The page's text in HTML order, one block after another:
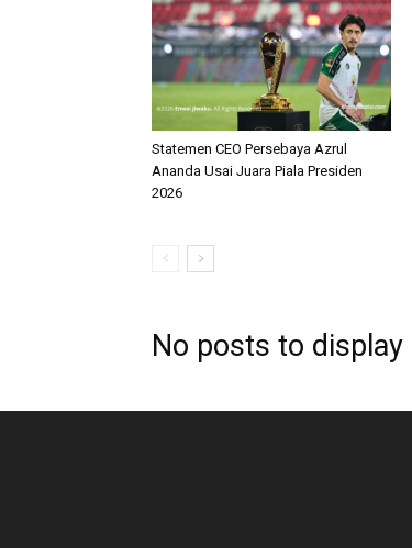
Statemen CEO Persebaya Azrul
Ananda Usai Juara Piala Presiden
2026
No posts to display